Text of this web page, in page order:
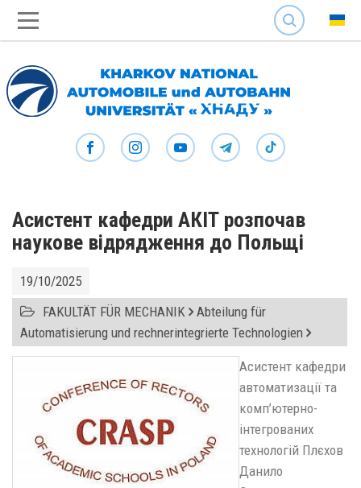
SEARCH
Асистент кафедри АКІТ розпочав
наукове відрядження до Польщі
19/10/2025
FAKULTÄT FÜR MECHANIK Abteilung für
Automatisierung und rechnerintegrierte Technologien
Асистент кафедри
автоматизації та
комп’ютерно-
інтегрованих
технологій Плєхов
Данило